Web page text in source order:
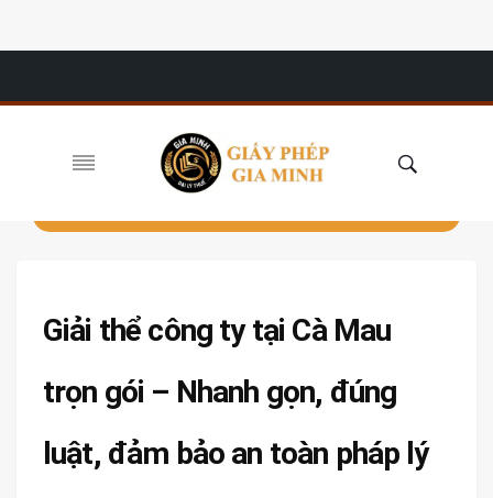
Giải thể công ty tại Cà Mau
trọn gói – Nhanh gọn, đúng
luật, đảm bảo an toàn pháp lý